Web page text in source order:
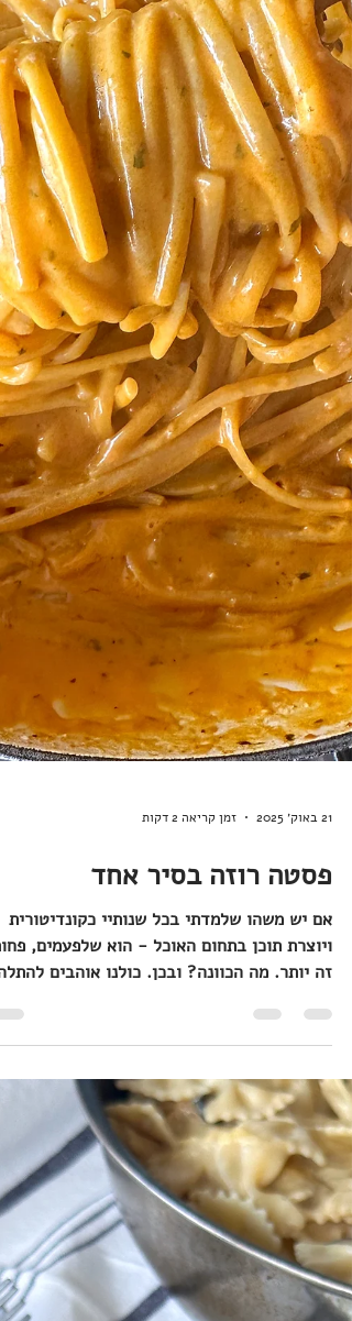
21 באוק׳ 2025 זמן קריאה 2 דקות
פסטה רוזה בסיר אחד
אם יש משהו שלמדתי בכל שנותיי כקונדיטורית
ויוצרת תוכן בתחום האוכל - הוא שלפעמים,
ממנות משוגעות עם המון מרכיבים, מנות עם
בלתי מושגת, מנות שנראות כמו מתוך תפריט של
מסעדת מישלן. עד כאן בגזרת הדברים שאנחנו
אוהבים להתלהב מהם. אם אנחנו שואלים מה
המנות שאנחנו הכי אוהבים? או אילו מנות אנחנו
אוהבים להכין? התשובה, לרוב, תהיה שונה
לחלוטין. בסוף, פחות זה יותר. אלה המנות
הפשוטות, המנחמות, המהירות, ה"אנדר רייטד",
שישמחו אותנו הכי הרבה